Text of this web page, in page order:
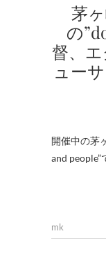
茅
の
督、
ュー
開催中の茅
and
mk